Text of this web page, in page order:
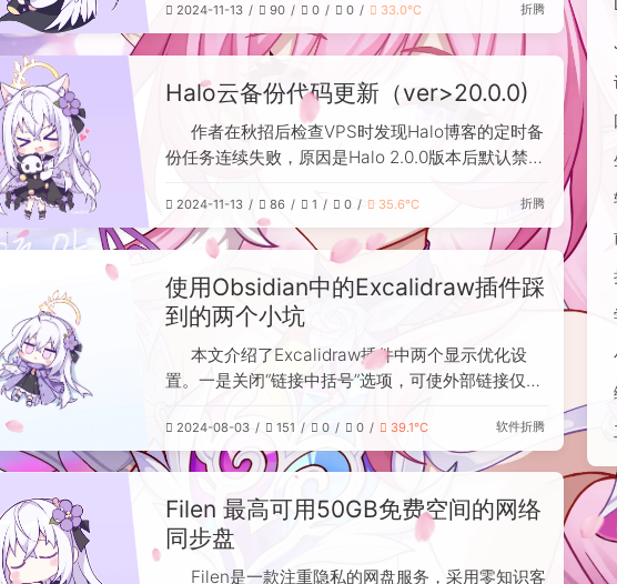
片链接列表，并随机选取一个链接来动态更新网页中
`<img>`标签的图片显示。文本文件中的链接需用
于从HTML代码中提取图片链接的正则表达式模式，
方便备份和管理链接资源。整个方案结构简单，适用
于临时展示或测试场景。
2024-11-13 90 0 0 33.0℃ 折腾
Halo云备份代码更新（ver>20.0.0)
作者在秋招后检查VPS时发现Halo博客的定时备
份任务连续失败，原因是Halo 2.0.0版本后默认禁用
方式：先在Halo后台生成并保存具有备份权限的
Token，然后更新备份脚本，将Token以Bearer形式
加入请求头。更新后的Python脚本能够成功触发备
份并轮询状态，直至备份完成。最后只需定时执行该
脚本即可恢复自动备份功能。
2024-11-13 86 1 0 35.6℃ 折腾
使用Obsidian中的Excalidraw插件踩
到的两个小坑
本文介绍了Excalidraw插件中两个显示优化设
置。一是关闭“链接中括号”选项，可使外部链接仅显
开启“显示文件名”功能，解决以卡片形式插入笔记时
标题不显示的问题，确保笔记内容与标题同时可见。
这两项设置均位于插件设置界面，调整后能显著改善
笔记链接的显示效果。
2024-08-03 151 0 0 39.1℃ 软件折腾
Filen 最高可用50GB免费空间的网络
同步盘
Filen是一款注重隐私的网盘服务，采用零知识客